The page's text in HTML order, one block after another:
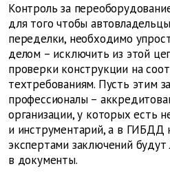
Контроль за
для того чтобы
переделки, необходимо
делом – исключить из этой
проверки конструкции на
техтребованиям. Пусть этим
профессионалы –
организации, у которых есть
и инструментарий, а в ГИБДД
экспертами заключений
в документы.